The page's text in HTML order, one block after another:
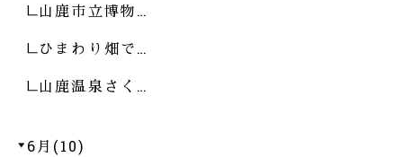
山鹿市立博物…
ひまわり畑で…
山鹿温泉さく…
6月(10)